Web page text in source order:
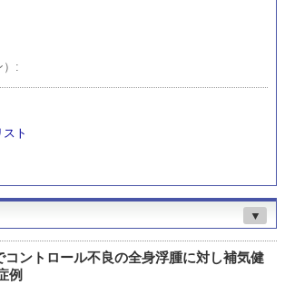
ト
▼
コントロール不良の全身浮腫に対し補気健
例